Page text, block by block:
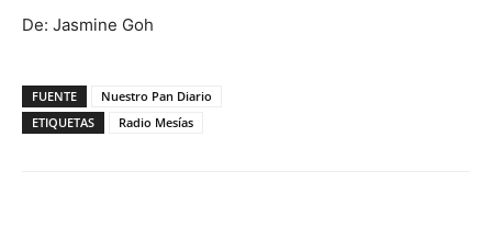
De: Jasmine Goh
FUENTE
Nuestro Pan Diario
ETIQUETAS
Radio Mesías